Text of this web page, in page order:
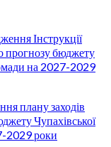
Інструкції
прогнозу бюджету
на 2027-2029
плану заходів
Чупахівської
2029 роки